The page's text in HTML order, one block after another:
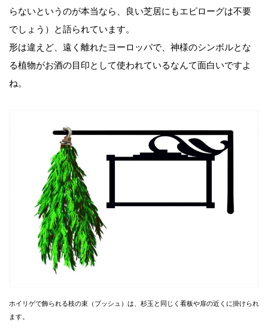
らないというのが本当なら、良い芝居にもエピローグは不要
でしょう）と語られています。
形は違えど、遠く離れたヨーロッパで、神様のシンボルとな
る植物がお酒の目印として使われているなんて面白いですよ
ね。
ホイリゲで飾られる枝の束（ブッシュ）は、杉玉と同じく看板や扉の近くに掛けられ
ます。